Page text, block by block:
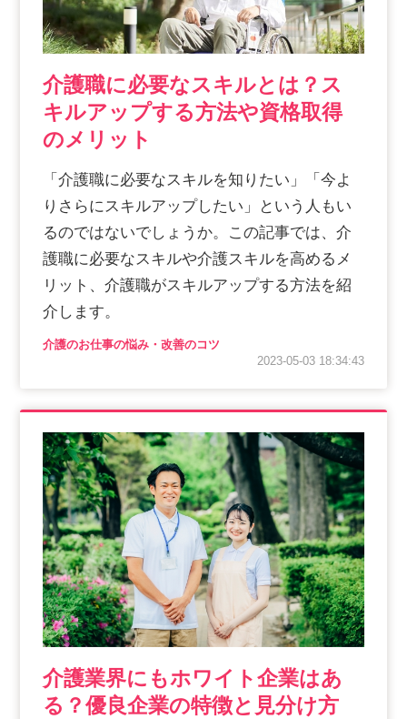
介護職に必要なスキルとは？ス
キルアップする方法や資格取得
のメリット
「介護職に必要なスキルを知りたい」「今よ
りさらにスキルアップしたい」という人もい
るのではないでしょうか。この記事では、介
護職に必要なスキルや介護スキルを高めるメ
リット、介護職がスキルアップする方法を紹
介します。
介護のお仕事の悩み・改善のコツ
2023-05-03 18:34:43
介護業界にもホワイト企業はあ
る？優良企業の特徴と見分け方